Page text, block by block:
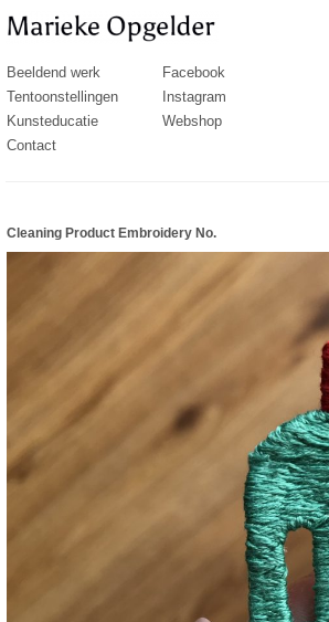
Beeldend werk
Tentoonstellingen
Kunsteducatie
Contact
Facebook
Instagram
Webshop
Cleaning Product Embroidery No.